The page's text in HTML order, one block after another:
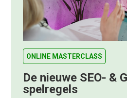
ONLINE MASTERCLASS
De nieuwe SEO- &
spelregels